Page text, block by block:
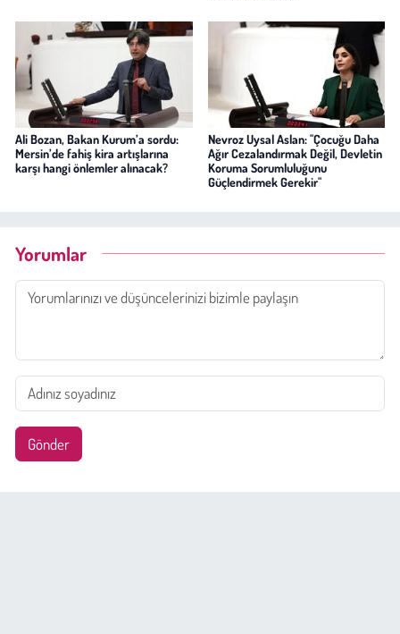
Ali Bozan, Bakan Kurum’a sordu:
Mersin’de fahiş kira artışlarına
karşı hangi önlemler alınacak?
Nevroz Uysal Aslan: "Çocuğu Daha
Ağır Cezalandırmak Değil, Devletin
Koruma Sorumluluğunu
Güçlendirmek Gerekir"
Yorumlar
Gönder